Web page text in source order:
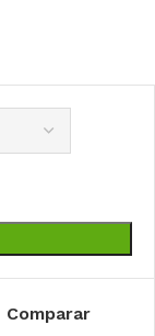
Comparar